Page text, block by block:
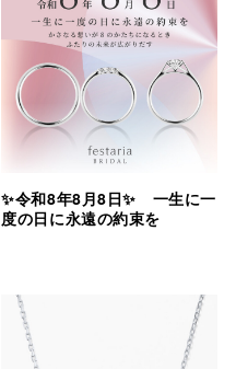
✨令和8年8月8日✨ 一生に一
度の日に永遠の約束を